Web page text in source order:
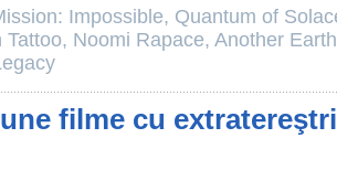
Impossible, Quantum of
Tattoo, Noomi Rapace, Another Earth
filme cu extratereştri